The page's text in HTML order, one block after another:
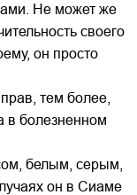
Не может же
своего
он просто
тем более,
в болезненном
белым, серым,
он в Сиаме